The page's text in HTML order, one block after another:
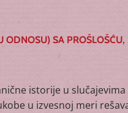
ODNOSU) SA
istorije u
u izvesnoj meri